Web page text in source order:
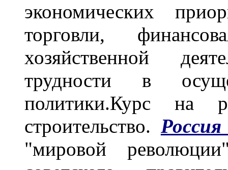
экономических
торговли,
хозяйственной
трудности в
политики.Курс на
строительство.
"мировой